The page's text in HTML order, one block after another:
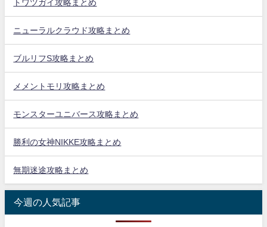
トワツガイ攻略まとめ
ニューラルクラウド攻略まとめ
ブルリフS攻略まとめ
メメントモリ攻略まとめ
モンスターユニバース攻略まとめ
勝利の女神NIKKE攻略まとめ
無期迷途攻略まとめ
今週の人気記事